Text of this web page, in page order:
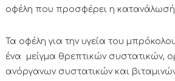
οφέλη που προσφέρει η κατανάλωσή
Τα οφέλη για την υγεία του
ένα μείγμα θρεπτικών συστατικών,
ανόργανων συστατικών και